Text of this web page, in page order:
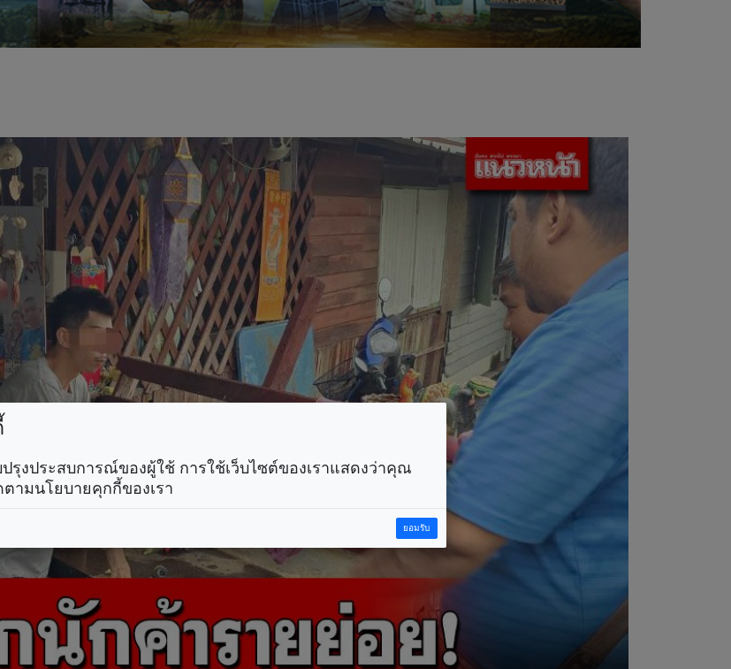
รุงประสบการณ์ของผู้ใช้ การใช้เว็บไซต์ของเราแสดงว่าคุณ
ามนโยบายคุกกี้ของเรา
ยอมรับ